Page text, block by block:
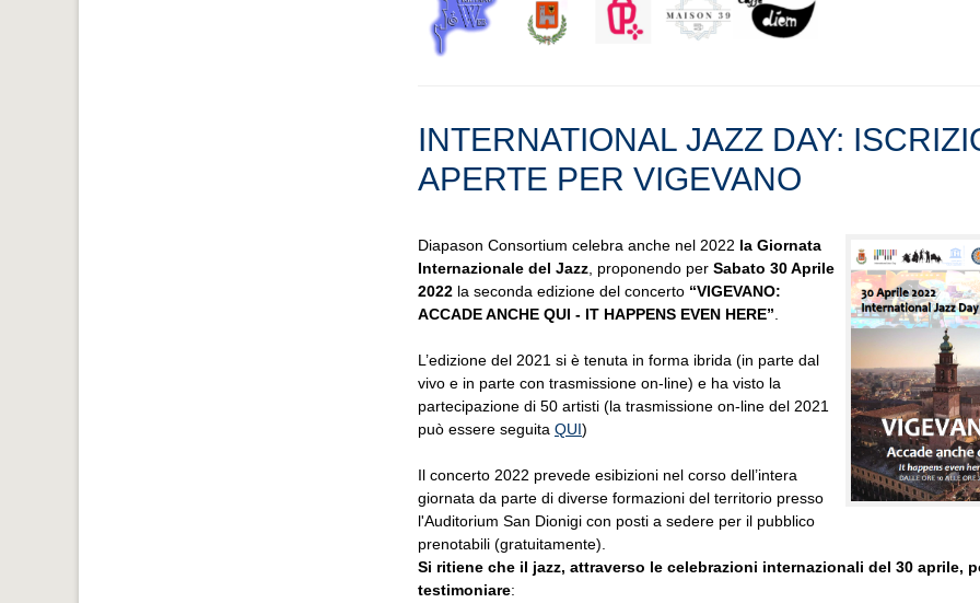
INTERNATIONAL JAZZ DAY:
APERTE PER VIGEVANO
Diapason Consortium celebra anche nel 2022 la Giornata
Internazionale del Jazz , proponendo per Sabato 30 Aprile
2022 la seconda edizione del concerto “VIGEVANO:
ACCADE ANCHE QUI - IT HAPPENS EVEN HERE”
L’edizione del 2021 si è tenuta in forma ibrida (in parte dal
vivo e in parte con trasmissione on-line) e ha visto la
partecipazione di 50 artisti (la trasmissione on-line del 2021
può essere seguita QUI)
Il concerto 2022 prevede esibizioni nel corso dell’intera
giornata da parte di diverse formazioni del territorio presso
l'Auditorium San Dionigi con posti a sedere per il pubblico
prenotabili (gratuitamente).
Si ritiene che il jazz, attraverso le celebrazioni internazionali del 30 aprile,
testimoniare: